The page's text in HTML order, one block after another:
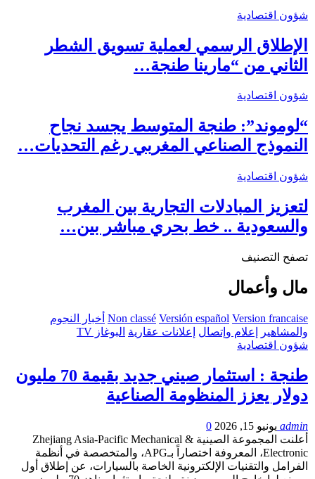
شؤون اقتصادية
الإطلاق الرسمي لعملية تسويق الشطر
الثاني من “مارينا طنجة…
شؤون اقتصادية
“لوموند”: طنجة المتوسط يجسد نجاح
النموذج الصناعي المغربي رغم التحديات…
شؤون اقتصادية
لتعزيز المبادلات التجارية بين المغرب
والسعودية .. خط بحري مباشر بين…
تصفح التصنيف
مال وأعمال
Non classé Versión español Version francaise
أخبار النجوم
والمشاهير
إعلام وإتصال إعلانات عقارية البوغاز TV
شؤون اقتصادية
طنجة : استثمار صيني جديد بقيمة 70 مليون
دولار يعزز المنظومة الصناعية
admin يونيو 15, 2026
0
أعلنت المجموعة الصينية Zhejiang Asia-Pacific Mechanical &
Electronic، المعروفة اختصاراً بـAPG، والمتخصصة في أنظمة
الفرامل والتقنيات الإلكترونية الخاصة بالسيارات، عن إطلاق أول